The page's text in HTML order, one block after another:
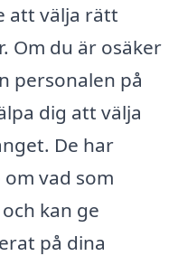
att välja rätt
Om du är osäker
personalen på
dig att välja
De har
vad som
kan ge
på dina